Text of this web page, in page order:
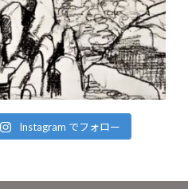
Instagram でフォロー